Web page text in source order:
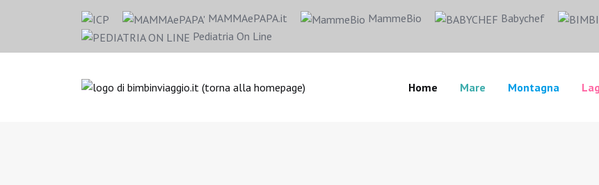
MAMMAePAPA.it MammeBio Babychef
Pediatria On Line
Home Mare Montagna